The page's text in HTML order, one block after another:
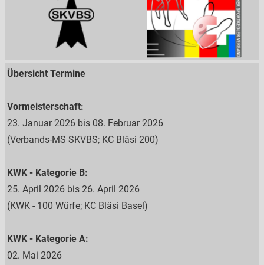
Übersicht Termine
Vormeisterschaft:
23. Januar 2026 bis 08. Februar 2026
(Verbands-MS SKVBS; KC Bläsi 200)
KWK - Kategorie B:
25. April 2026 bis 26. April 2026
(KWK - 100 Würfe; KC Bläsi Basel)
KWK - Kategorie A:
02. Mai 2026